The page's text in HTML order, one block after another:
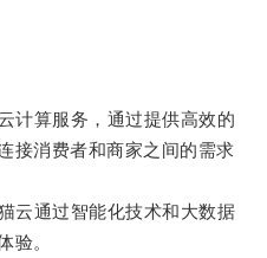
算服务，通过提供高效的
接消费者和商家之间的需求
通过智能化技术和大数据
验。